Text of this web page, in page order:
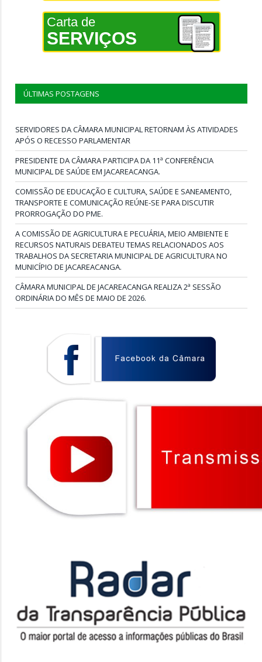
Carta de
SERVIÇOS
ÚLTIMAS POSTAGENS
SERVIDORES DA CÂMARA MUNICIPAL RETORNAM ÀS ATIVIDADES
APÓS O RECESSO PARLAMENTAR
PRESIDENTE DA CÂMARA PARTICIPA DA 11ª CONFERÊNCIA
MUNICIPAL DE SAÚDE EM JACAREACANGA.
COMISSÃO DE EDUCAÇÃO E CULTURA, SAÚDE E SANEAMENTO,
TRANSPORTE E COMUNICAÇÃO REÚNE-SE PARA DISCUTIR
PRORROGAÇÃO DO PME.
A COMISSÃO DE AGRICULTURA E PECUÁRIA, MEIO AMBIENTE E
RECURSOS NATURAIS DEBATEU TEMAS RELACIONADOS AOS
TRABALHOS DA SECRETARIA MUNICIPAL DE AGRICULTURA NO
MUNICÍPIO DE JACAREACANGA.
CÂMARA MUNICIPAL DE JACAREACANGA REALIZA 2ª SESSÃO
ORDINÁRIA DO MÊS DE MAIO DE 2026.